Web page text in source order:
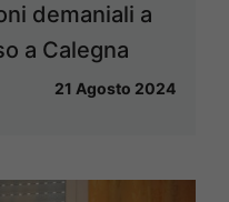
demaniali a
a Calegna
21 Agosto 2024